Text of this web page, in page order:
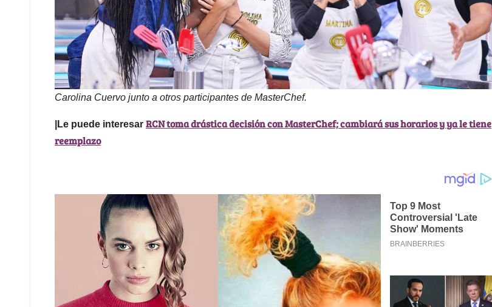
Carolina Cuervo junto a otros participantes de MasterChef.
|Le puede interesar RCN toma drástica decisión con MasterChef; cambiará sus horarios y ya le tiene
reemplazo